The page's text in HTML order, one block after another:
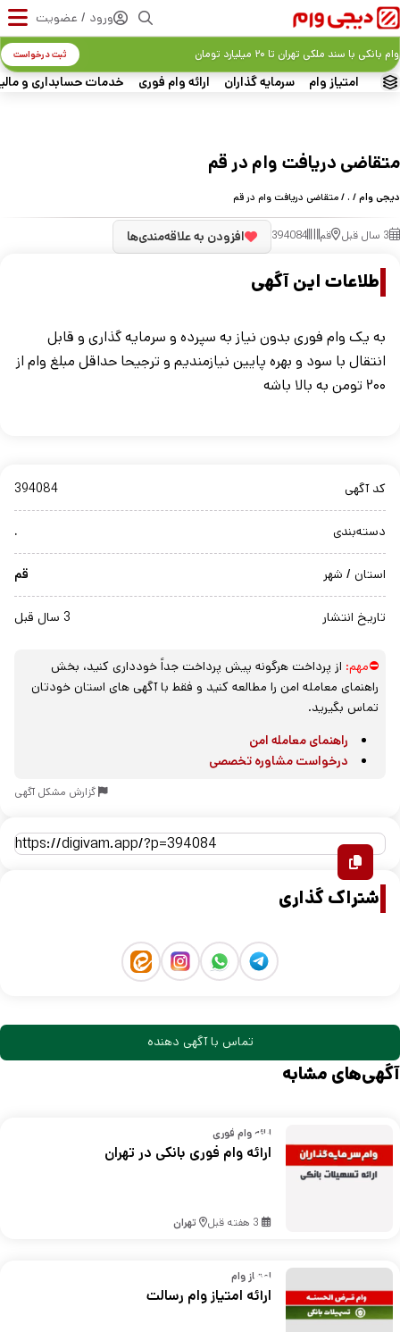
ورود / عضویت
امتیاز وام سرمایه گذاران ارائه وام فوری خدمات حسابداری و
وام بانکی با سند ملکی تهران تا ۲۰ میلیارد تومان ثبت درخواست
متقاضی دریافت وام در قم
دیجی وام/
. / متقاضی دریافت وام در قم
3 سال قبل قم 394084 افزودن به علاقه‌مندی‌ها
اطلاعات این آگهی
به یک وام فوری بدون نیاز به سپرده و سرمایه گذاری و قابل
انتقال با سود و بهره پایین نیازمندیم و ترجیحا حداقل مبلغ وام از
۲۰۰ تومن به بالا باشه
کد آگهی 394084
دسته‌بندی .
استان / شهر قم
تاریخ انتشار 3 سال قبل
⛔مهم: از پرداخت هرگونه پیش پرداخت جداً خودداری کنید، بخش
راهنمای معامله امن را مطالعه کنید و فقط با آگهی های استان خودتان
تماس بگیرید.
راهنمای معامله امن
درخواست مشاوره تخصصی
گزارش مشکل آگهی
اشتراک گذاری
تماس با آگهی دهنده
آگهی‌های مشابه
ارائه وام فوری
ارائه وام فوری بانکی در تهران
3 هفته قبل تهران
امتیاز وام
ارائه امتیاز وام رسالت